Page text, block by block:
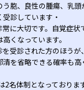
胞、良性の腫瘍、乳
診しています・
に大切です。自覚症
くなっています。
受診された方のほう
を省略できる確率も
2名体制となっておりま